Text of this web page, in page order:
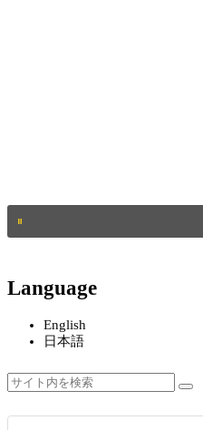
Language
English
日本語